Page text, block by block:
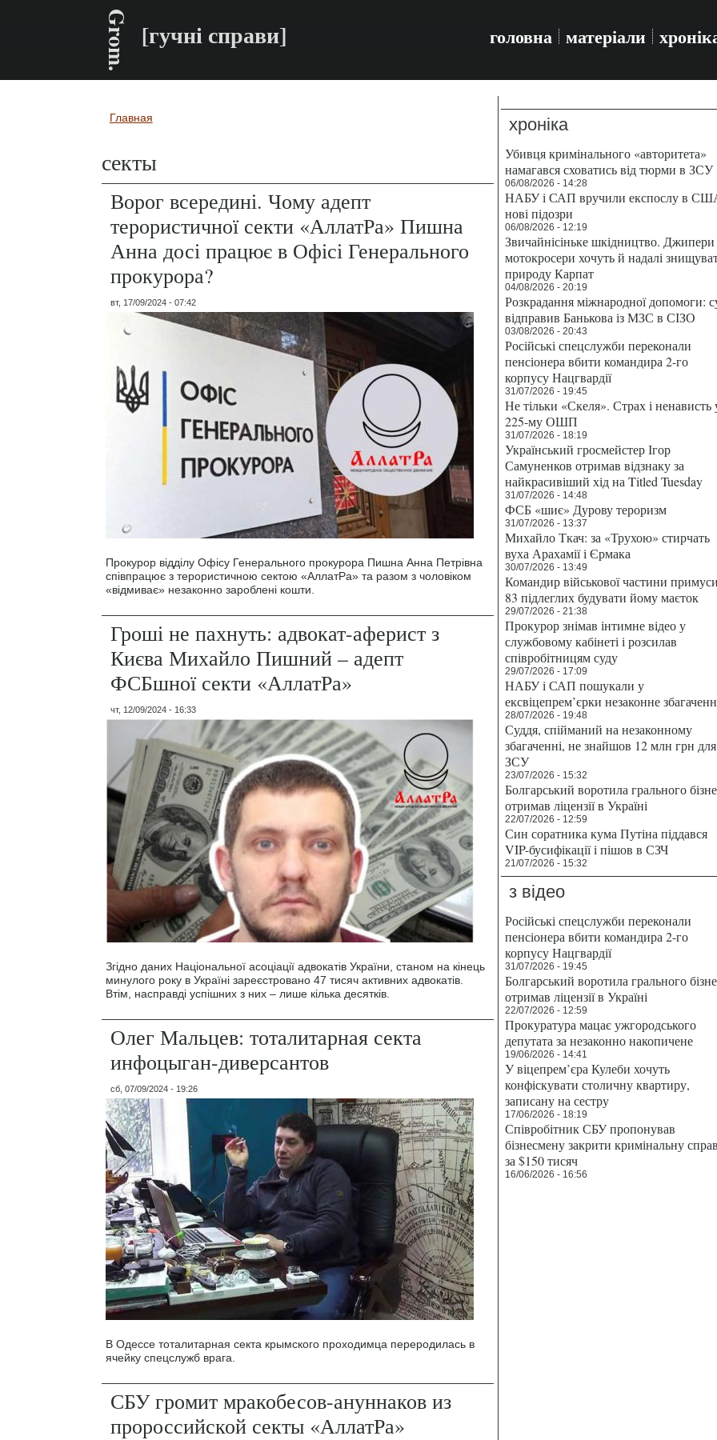
Grom. [гучні справи] головна матеріали
Вы здесь
Главная
секты
Ворог всередині. Чому адепт
терористичної секти «АллатРа» Пишна
Анна досі працює в Офісі Генерального
прокурора?
вт, 17/09/2024 - 07:42
Прокурор відділу Офісу Генерального прокурора Пишна Анна Петрівна
співпрацює з терористичною сектою «АллатРа» та разом з чоловіком
«відмиває» незаконно зароблені кошти.
Гроші не пахнуть: адвокат-аферист з
Києва Михайло Пишний – адепт
ФСБшної секти «АллатРа»
чт, 12/09/2024 - 16:33
Згідно даних Національної асоціації адвокатів України, станом на кінець
минулого року в Україні зареєстровано 47 тисяч активних адвокатів.
Втім, насправді успішних з них – лише кілька десятків.
Олег Мальцев: тоталитарная секта
инфоцыган-диверсантов
сб, 07/09/2024 - 19:26
В Одессе тоталитарная секта крымского проходимца переродилась в
ячейку спецслужб врага.
СБУ громит мракобесов-ануннаков из
пророссийской секты «АллатРа»
хроніка
Убивця кримінального «авторитета»
намагався сховатись від тюрми в ЗСУ
06/08/2026 - 14:28
НАБУ і САП вручили експослу в
нові підозри
06/08/2026 - 12:19
Звичайнісіньке шкідництво. Джипери
мотокросери хочуть й надалі
природу Карпат
04/08/2026 - 20:19
Розкрадання міжнародної допомоги:
відправив Банькова із МЗС в СІЗО
03/08/2026 - 20:43
Російські спецслужби переконали
пенсіонера вбити командира 2-го
корпусу Нацгвардії
31/07/2026 - 19:45
Не тільки «Скеля». Страх і ненависть
225-му ОШП
31/07/2026 - 18:19
Український гросмейстер Ігор
Самуненков отримав відзнаку за
найкрасивіший хід на Titled Tuesday
31/07/2026 - 14:48
ФСБ «шиє» Дурову тероризм
31/07/2026 - 13:37
Михайло Ткач: за «Трухою» стирчать
вуха Арахамії і Єрмака
30/07/2026 - 13:49
Командир військової частини
83 підлеглих будувати йому маєток
29/07/2026 - 21:38
Прокурор знімав інтимне відео у
службовому кабінеті і розсилав
співробітницям суду
29/07/2026 - 17:09
НАБУ і САП пошукали у
ексвіцепрем’єрки незаконне
28/07/2026 - 19:48
Суддя, спійманий на незаконному
збагаченні, не знайшов 12 млн грн для
ЗСУ
23/07/2026 - 15:32
Болгарський воротила грального
отримав ліцензії в Україні
22/07/2026 - 12:59
Син соратника кума Путіна піддався
VIP-бусифікації і пішов в СЗЧ
21/07/2026 - 15:32
з відео
Російські спецслужби переконали
пенсіонера вбити командира 2-го
корпусу Нацгвардії
31/07/2026 - 19:45
Болгарський воротила грального
отримав ліцензії в Україні
22/07/2026 - 12:59
Прокуратура мацає ужгородського
депутата за незаконно накопичене
19/06/2026 - 14:41
У віцепрем’єра Кулеби хочуть
конфіскувати столичну квартиру,
записану на сестру
17/06/2026 - 18:19
Співробітник СБУ пропонував
бізнесмену закрити кримінальну
за $150 тисяч
16/06/2026 - 16:56